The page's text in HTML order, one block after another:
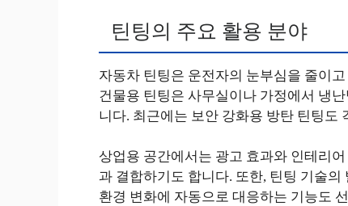
틴팅의 주요 활용 분야
자동차 틴팅은 운전자의 눈부심을 줄이
건물용 틴팅은 사무실이나 가정에서 냉
니다. 최근에는 보안 강화용 방탄 틴팅도
상업용 공간에서는 광고 효과와 인테리
과 결합하기도 합니다. 또한, 틴팅 기술
환경 변화에 자동으로 대응하는 기능도